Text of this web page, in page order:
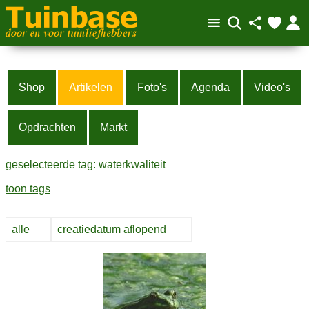
Shop Artikelen Foto's Agenda Video's
Opdrachten Markt
geselecteerde tag: waterkwaliteit
toon tags